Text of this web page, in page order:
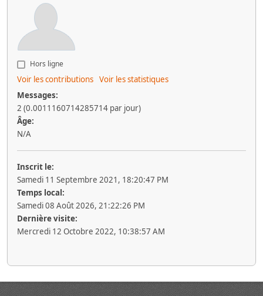
Hors ligne
Voir les contributions Voir les statistiques
Messages:
2 (0.0011160714285714 par jour)
Âge:
N/A
Inscrit le:
Samedi 11 Septembre 2021, 18:20:47 PM
Temps local:
Samedi 08 Août 2026, 21:22:26 PM
Dernière visite:
Mercredi 12 Octobre 2022, 10:38:57 AM